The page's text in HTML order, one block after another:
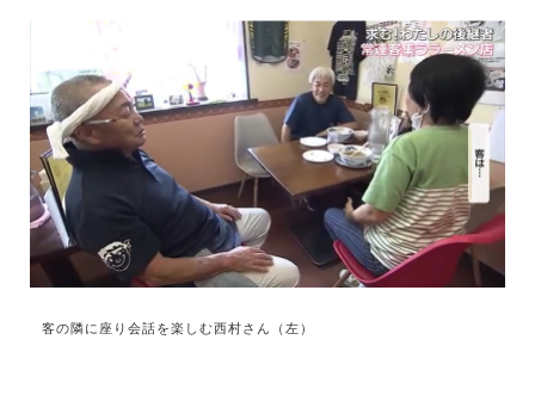
客の隣に座り会話を楽しむ西村さん（左）